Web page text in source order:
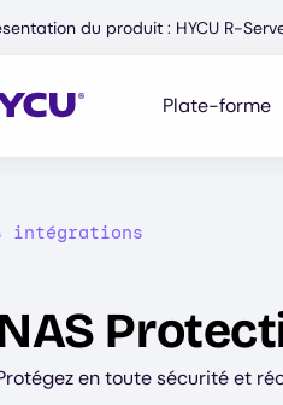
du produit : HYCU R-
Plate-forme
intégrations
en toute sécurité et